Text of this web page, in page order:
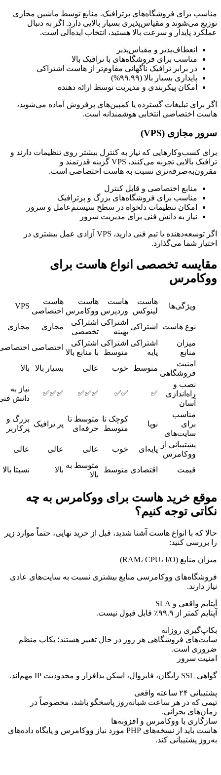
مناسب برای فروشگاه‌های پرترافیک. منابع توسط ماشین مجازی
توزیع می‌شوند و مقیاس‌پذیری بسیار بالایی دارد. اگر به دنبال
عملکرد پایدار و سرعت بالا هستید، انتخاب ایده‌آلی است.
انعطاف‌پذیر و مقیاس‌پذیر
مناسب برای فروشگاه‌های با ترافیک بالا
در برابر ترافیک ناگهانی مقاوم‌تر از هاست اشتراکی
پایداری بسیار بالا (۹۹.۹۹%)
امکان پیکربندی و مدیریت توسط ارائه دهنده
اگر برای تبلیغات گسترده یا کمپین‌های پرفروش آماده می‌شوید،
هاست اختصاصی انتخابی هوشمندانه است.
سرور مجازی (VPS)
برای کسب‌وکارهایی که نیاز به کنترل بیشتر روی تنظیمات دارند و
ترافیک بالایی تجربه می‌کنند، VPS گزینه قدرتمند و
مقرون‌به‌صرفه‌تری نسبت به هاست اختصاصی است.
منابع اختصاصی و قابل کنترل
مناسب برای فروشگاه‌های بزرگ و پرترافیک
امکان تنظیمات دلخواه در سطح سیستم‌عامل و سرور
نیاز به دانش فنی برای مدیریت سرور
اگر توسعه‌دهنده یا تیم فنی دارید، VPS آزادی عمل بیشتری در
اختیار شما می‌گذارد.
مقایسه تخصصی انواع هاست برای
ووکامرس
ویژگی‌ها
هاست
لینوکس
هاست
وردپرس
هاست
ووکامرس
هاست
اختصاصی
VPS
نوع هاست اشتراکی
اشتراکی
بهینه
اشتراکی
تخصصی
مجازی
مجازی
میزان
منابع
اشتراکی
پایه
اشتراکی
متوسط
اشتراکی
با منابع بالا
اختصاصی
امنیت
فروشگاهی
متوسط خوب عالی بسیار بالا
بالا
نصب و
راه‌اندازی
آسان
✅
✅✅
✅✅✅
✅✅✅
نیاز به
دانش
مناسب
برای
سایت‌های
نوپا
کوچک تا
متوسط
متوسط تا
حرفه‌ای
پر ترافیک
بزرگ و
پرکاربر
پشتیبانی از
ووکامرس
پایه‌ای خوب عالی عالی عالی
قیمت اقتصادی متوسط
متوسط به
بالا
بالا نسبتا بالا
موقع خرید هاست برای ووکامرس به چه
نکاتی توجه کنیم؟
حالا که با انواع هاست آشنا شدید، قبل از خرید نهایی، حتماً موارد زیر
را بررسی کنید:
میزان منابع (RAM، CPU، I/O)
فروشگاه‌های ووکامرسی منابع بیشتری نسبت به سایت‌های عادی
نیاز دارند.
آپتایم واقعی و SLA
آپتایم کمتر از ۹۹.۹٪ قابل قبول نیست.
بکاپ‌گیری روزانه
سایت‌های فروشگاهی هر روز در حال تغییر هستند؛ بکاپ منظم
ضروری است.
امنیت سرور
گواهی SSL رایگان، فایروال، اسکن بدافزار و محدودیت IP مهم‌اند.
پشتیبانی ۲۴ ساعته واقعی
تیمی که در هر ساعت شبانه‌روز پاسخگو باشد، مخصوصاً در
زمان‌های بحرانی.
سازگاری با ووکامرس و افزونه‌ها
هاست باید از نسخه‌های PHP مورد نیاز ووکامرس و پایگاه داده‌های
به‌روز پشتیبانی کند.